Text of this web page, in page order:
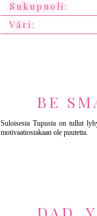
Sukupuoli:
Väri:
BE
Suloisesta Tupusta on tullut
motivaatiostakaan ole puutetta.